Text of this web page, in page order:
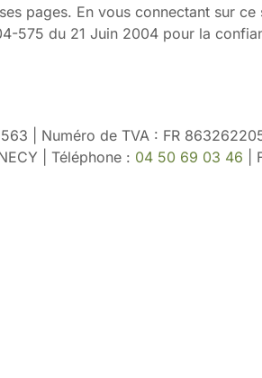
pages. En vous connectant sur ce
575 du 21 Juin 2004 pour la
| Numéro de TVA : FR
| Téléphone : 04 50 69 03 46 |